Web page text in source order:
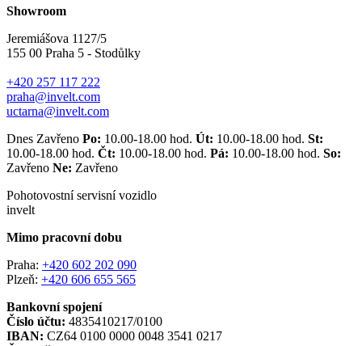
Showroom
Jeremiášova 1127/5
155 00 Praha 5 - Stodůlky
+420 257 117 222
praha@invelt.com
uctarna@invelt.com
Dnes Zavřeno Po: 10.00-18.00 hod. Út: 10.00-18.00 hod. St:
10.00-18.00 hod. Čt: 10.00-18.00 hod. Pá: 10.00-18.00 hod. So:
Zavřeno Ne: Zavřeno
Pohotovostní servisní vozidlo
invelt
Mimo pracovní dobu
Praha: +420 602 202 090
Plzeň: +420 606 655 565
Bankovní spojení
Číslo účtu: 4835410217/0100
IBAN: CZ64 0100 0000 0048 3541 0217